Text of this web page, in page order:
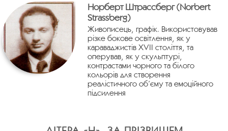
Норберт Штрассберг (Norbert
Strassberg)
Живописець, графік. Використовував
різке бокове освітлення, як у
караваджистів ХVII століття, та
оперував, як у скульптурі,
контрастами чорного та білого
кольорів для створення
реалістичного об’єму та емоційного
підсилення